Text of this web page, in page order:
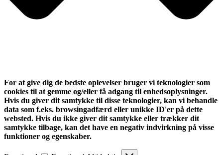
For at give dig de bedste oplevelser bruger vi teknologier som
cookies til at gemme og/eller få adgang til enhedsoplysninger.
Hvis du giver dit samtykke til disse teknologier, kan vi behandle
data som f.eks. browsingadfærd eller unikke ID'er på dette
websted. Hvis du ikke giver dit samtykke eller trækker dit
samtykke tilbage, kan det have en negativ indvirkning på visse
funktioner og egenskaber.